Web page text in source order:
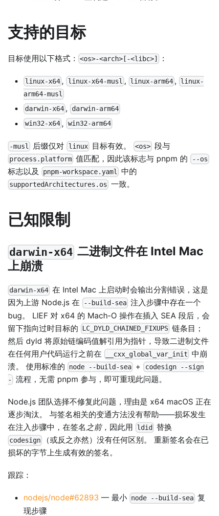
支持的目标
目标使用以下格式： <os>-<arch>[-<libc>] ：
linux-x64 , linux-x64-musl , linux-arm64 ,
linux-
arm64-musl
darwin-x64 , darwin-arm64
win32-x64 , win32-arm64
-musl 后缀仅对 linux目标有效。 <os> 段与
process.platform 值匹配，因此该标志与 pnpm 的 --os
标志以及 pnpm-workspace.yaml 中的
supportedArchitectures.os 一致。
已知限制
darwin-x64 二进制文件在 Intel Mac
上崩溃
darwin-x64 在 Intel Mac 上启动时会输出分割错误，这是
因为上游 Node.js 在
--build-sea 注入步骤中存在一个
bug。 LIEF 对 x64 的 Mach-O 操作在插入 SEA 段后，会
留下指向过时目标的
LC_DYLD_CHAINED_FIXUPS 链条目；
然后 dyld 将原始链编码值解引用为指针，导致二进制文件
在任何用户代码运行之前在
__cxx_global_var_init 中崩
溃。 使用标准的
node --build-sea + codesign --sign
-
流程，无需 pnpm 参与，即可重现此问题。
Node.js 团队选择不修复此问题，理由是 x64 macOS 正在
逐步淘汰。 与签名相关的变通方法没有帮助——损坏发生
在注入步骤中，在签名之前，因此用 ldid 替换
codesign
（或反之亦然）没有任何区别。 重新签名会在已
损坏的字节上生成有效的签名。
跟踪：
nodejs/node#62893 — 最小 node --build-sea 复
现步骤